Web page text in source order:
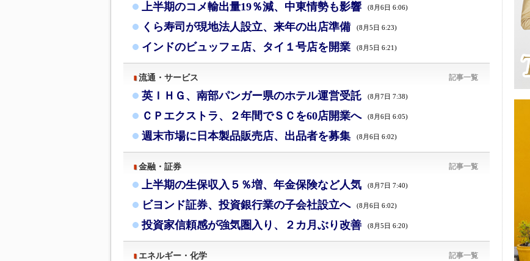
上半期のコメ輸出量19％減、中東情勢も影響 (8月6日 6:06)
くら寿司が現地法人設立、来年の出店準備 (8月5日 6:23)
インドのビュッフェ店、タイ１号店を開業 (8月5日 6:21)
流通・サービス 記事一覧
英ＩＨＧ、南部パンガー県のホテル運営受託 (8月7日 7:38)
ＣＰエクストラ、２年間でＳＣを60店開業へ (8月6日 6:05)
週末市場に日本製品販売店、出品者を募集 (8月6日 6:02)
金融・証券 記事一覧
上半期の生保収入５％増、年金保険など人気 (8月7日 7:40)
ビヨンド証券、投資銀行業の子会社設立へ (8月6日 6:02)
投資家信頼感が強気圏入り、２カ月ぶり改善 (8月5日 6:20)
エネルギー・化学 記事一覧